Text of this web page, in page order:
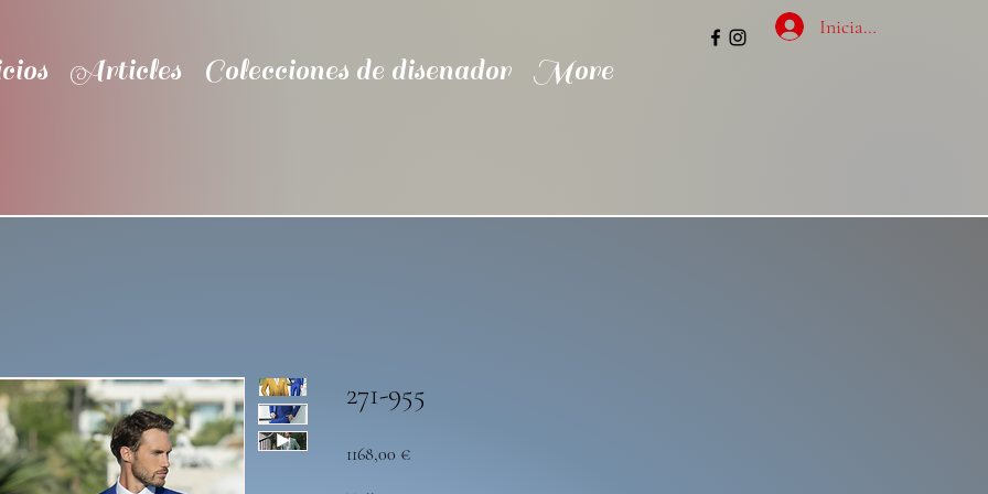
Articles Colecciones de disenador More
Iniciar sesión
271-955
1168,00 €Precio